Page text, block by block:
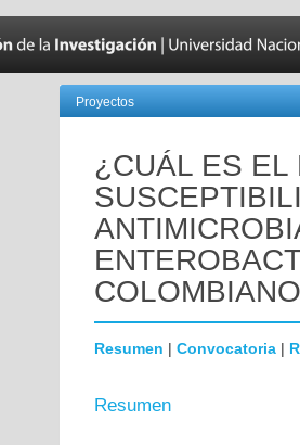
Proyectos
¿CUÁL ES EL
Resumen | Convocatoria |
Resumen